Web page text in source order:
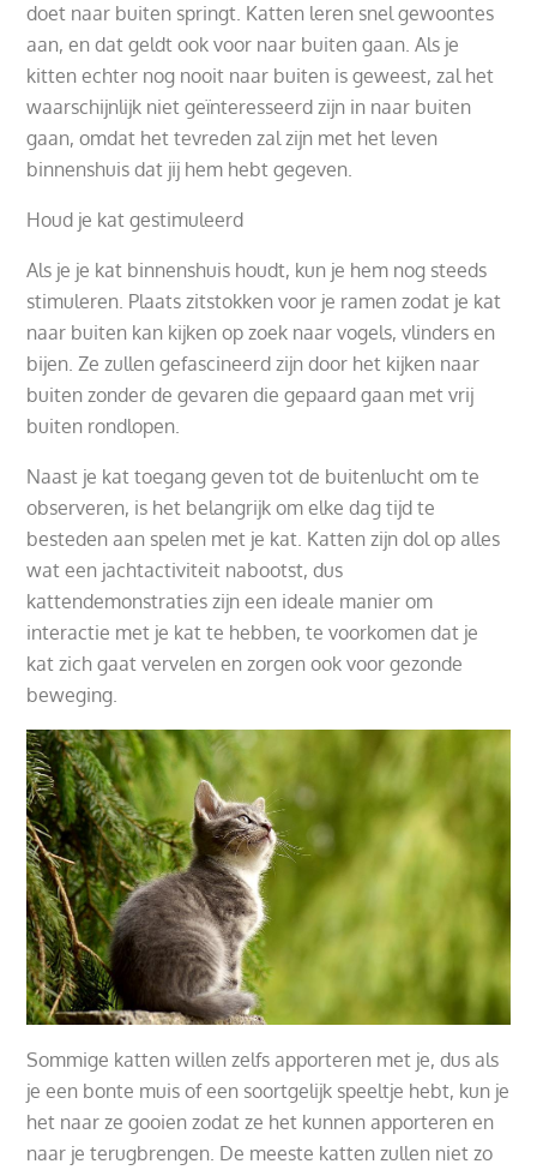
doet naar buiten springt. Katten leren snel gewoontes
aan, en dat geldt ook voor naar buiten gaan. Als je
kitten echter nog nooit naar buiten is geweest, zal het
waarschijnlijk niet geïnteresseerd zijn in naar buiten
gaan, omdat het tevreden zal zijn met het leven
binnenshuis dat jij hem hebt gegeven.
Houd je kat gestimuleerd
Als je je kat binnenshuis houdt, kun je hem nog steeds
stimuleren. Plaats zitstokken voor je ramen zodat je kat
naar buiten kan kijken op zoek naar vogels, vlinders en
bijen. Ze zullen gefascineerd zijn door het kijken naar
buiten zonder de gevaren die gepaard gaan met vrij
buiten rondlopen.
Naast je kat toegang geven tot de buitenlucht om te
observeren, is het belangrijk om elke dag tijd te
besteden aan spelen met je kat. Katten zijn dol op alles
wat een jachtactiviteit nabootst, dus
kattendemonstraties zijn een ideale manier om
interactie met je kat te hebben, te voorkomen dat je
kat zich gaat vervelen en zorgen ook voor gezonde
beweging.
Sommige katten willen zelfs apporteren met je, dus als
je een bonte muis of een soortgelijk speeltje hebt, kun je
het naar ze gooien zodat ze het kunnen apporteren en
naar je terugbrengen. De meeste katten zullen niet zo